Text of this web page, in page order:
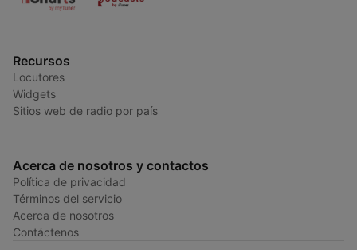
Recursos
Locutores
Widgets
Sitios web de radio por país
Acerca de nosotros y contactos
Política de privacidad
Términos del servicio
Acerca de nosotros
Contáctenos